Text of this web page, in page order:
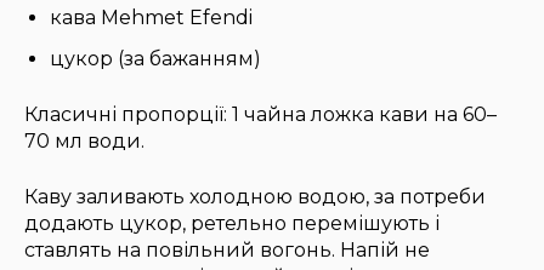
кава Mehmet Efendi
цукор (за бажанням)
Класичні пропорції: 1 чайна ложка кави на 60–
70 мл води.
Каву заливають холодною водою, за потреби
додають цукор, ретельно перемішують і
ставлять на повільний вогонь. Напій не